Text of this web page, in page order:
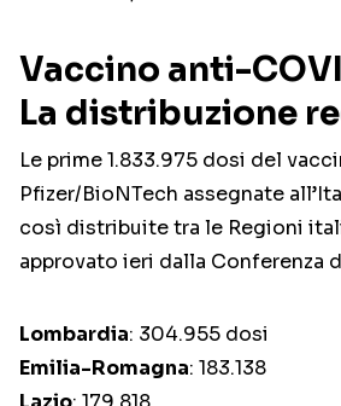
Vaccino anti-
La distribuzione
Le prime 1.833.975 dosi del
Pfizer/BioNTech assegnate
così distribuite tra le Regioni
approvato ieri dalla Conferenza
Lombardia: 304.955 dosi
Emilia-Romagna: 183.138